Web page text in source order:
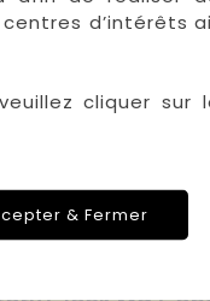
d’intérêts
cliquer sur
& Fermer